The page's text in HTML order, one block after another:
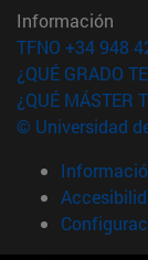
Información
TFNO +34 948
¿QUÉ GRADO
¿QUÉ MÁSTER
© Universidad